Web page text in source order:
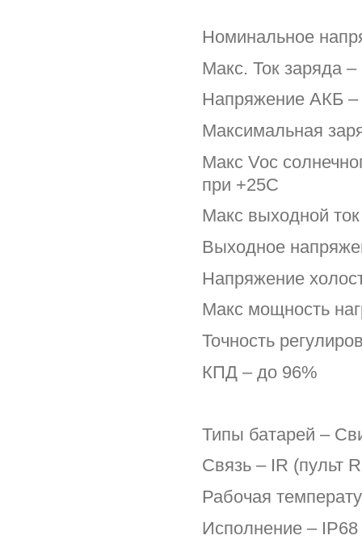
Номинальное
Макс. Ток заряда
Напряжение АКБ –
Максимальная
Макс Voc
при +25С
Макс выходной
Выходное
Напряжение
Макс мощность
Точность
КПД – до 96%
Типы батарей –
Связь – IR (пульт
Рабочая
Исполнение –